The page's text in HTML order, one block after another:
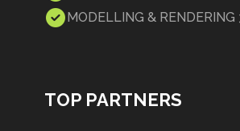
MODELLING & RENDERING
TOP PARTNERS